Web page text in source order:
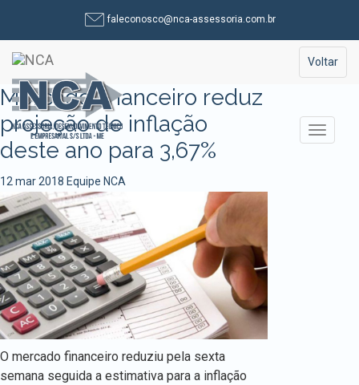
para
o
conteúdo
faleconosco@nca-assessoria.com.br
Toggle
Voltar
Mercado financeiro reduz
projeção de inflação
deste ano para 3,67%
12 mar 2018 Equipe NCA
O mercado financeiro reduziu pela sexta
semana seguida a estimativa para a inflação